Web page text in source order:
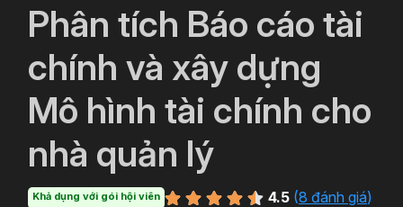
Phân tích Báo cáo tài
chính và xây dựng
Mô hình tài chính cho
nhà quản lý
Khả dụng với gói hội viên 4.5 (8 đánh giá)